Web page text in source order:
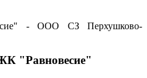
- ООО СЗ Перхушково-
"Равновесие"